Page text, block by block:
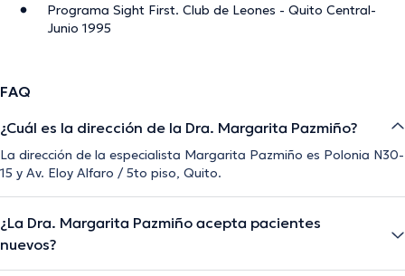
Programa Sight First. Club de Leones - Quito Central-
Junio 1995
FAQ
¿Cuál es la dirección de la Dra. Margarita Pazmiño?
La dirección de la especialista Margarita Pazmiño es Polonia N30-
15 y Av. Eloy Alfaro / 5to piso, Quito.
¿La Dra. Margarita Pazmiño acepta pacientes
nuevos?